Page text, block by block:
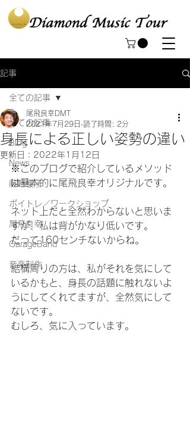
記事
全ての記事
Blog
News
藤野櫻子
ボイトレ／ワークショップ
尾飛良幸
GarageBand
音楽制作
全ての記事
身長による正しい姿勢の違い
尾飛良幸DMT
2021年7月29日 読了時間: 2分
更新日： 2022年1月12日
※このブログで紹介しているメソッド
は基本的に尾飛良幸オリジナルです。
ネット上だと全然わからないと思いま
すが、私は背がかなり低いです。
だって160センチないからね。
結構周りの方は、私がそれを気にして
いるかもと、身長の話題に触れないよ
うにしてくれてますが、全然気にして
ないです。
むしろ、気に入っています。